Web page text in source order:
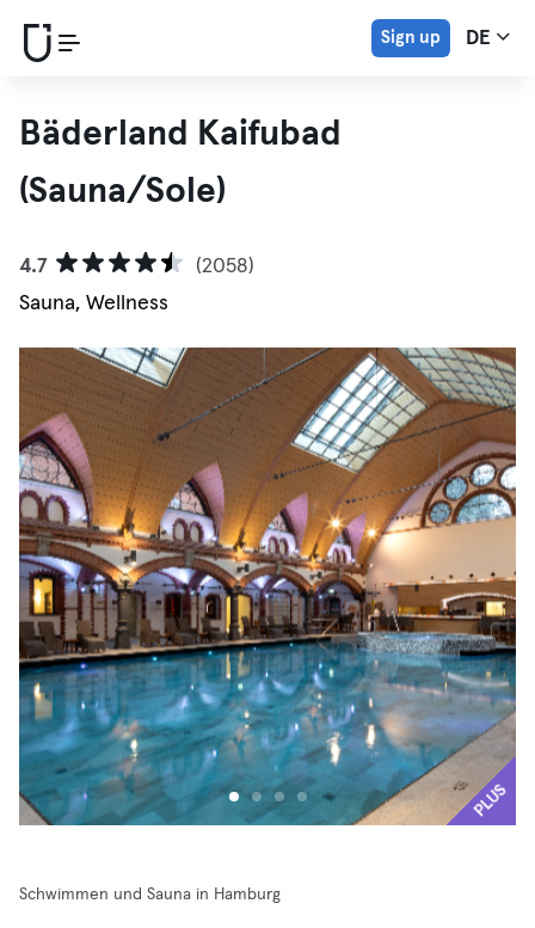
Sign up DE
Bäderland Kaifubad
(Sauna/Sole)
4.7
(2058)
Sauna, Wellness
PLUS
Schwimmen und Sauna in Hamburg